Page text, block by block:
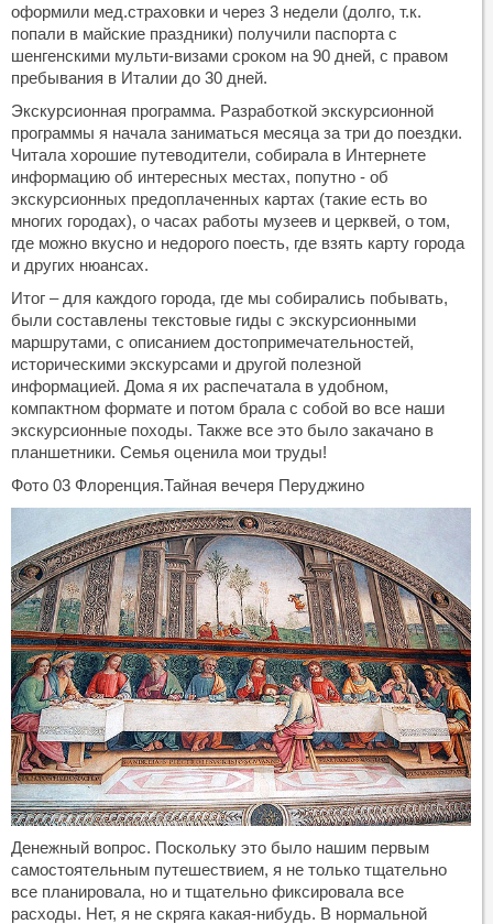
оформили мед.страховки и через 3 недели (долго, т.к.
попали в майские праздники) получили паспорта с
шенгенскими мульти-визами сроком на 90 дней, с правом
пребывания в Италии до 30 дней.
Экскурсионная программа. Разработкой экскурсионной
программы я начала заниматься месяца за три до поездки.
Читала хорошие путеводители, собирала в Интернете
информацию об интересных местах, попутно - об
экскурсионных предоплаченных картах (такие есть во
многих городах), о часах работы музеев и церквей, о том,
где можно вкусно и недорого поесть, где взять карту города
и других нюансах.
Итог – для каждого города, где мы собирались побывать,
были составлены текстовые гиды с экскурсионными
маршрутами, с описанием достопримечательностей,
историческими экскурсами и другой полезной
информацией. Дома я их распечатала в удобном,
компактном формате и потом брала с собой во все наши
экскурсионные походы. Также все это было закачано в
планшетники. Семья оценила мои труды!
Фото 03 Флоренция.Тайная вечеря Перуджино
Денежный вопрос. Поскольку это было нашим первым
самостоятельным путешествием, я не только тщательно
все планировала, но и тщательно фиксировала все
расходы. Нет, я не скряга какая-нибудь. В нормальной